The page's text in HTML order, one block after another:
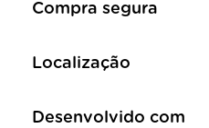
Compra segura
Localização
Desenvolvido com